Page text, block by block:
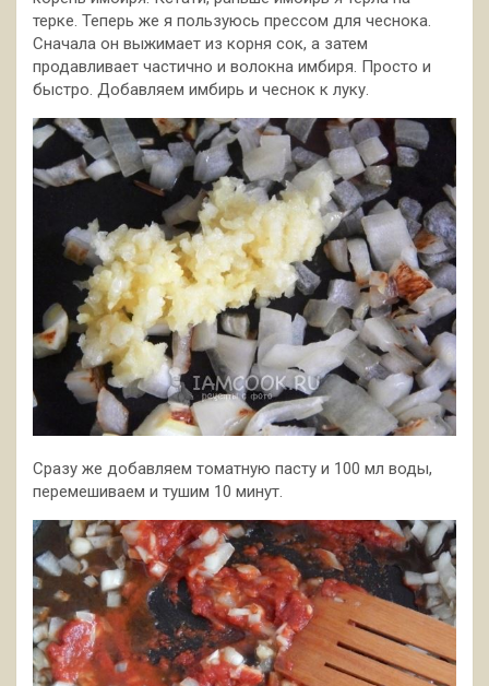
терке. Теперь же я пользуюсь прессом для чеснока.
Сначала он выжимает из корня сок, а затем
продавливает частично и волокна имбиря. Просто и
быстро. Добавляем имбирь и чеснок к луку.
Сразу же добавляем томатную пасту и 100 мл воды,
перемешиваем и тушим 10 минут.